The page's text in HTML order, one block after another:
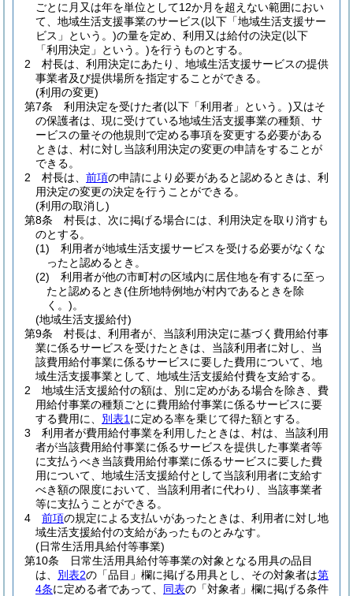
ごとに月又は年を単位として12か月を超えない範囲におい
て、地域生活支援事業のサービス(以下「地域生活支援サー
ビス」という。)の量を定め、利用又は給付の決定(以下
「利用決定」という。)を行うものとする。
2
村長は、利用決定にあたり、地域生活支援サービスの提供
事業者及び提供場所を指定することができる。
(利用の変更)
第7条
利用決定を受けた者(以下「利用者」という。)又はそ
の保護者は、現に受けている地域生活支援事業の種類、サ
ービスの量その他規則で定める事項を変更する必要がある
ときは、村に対し当該利用決定の変更の申請をすることが
できる。
2
村長は、 前項の申請により必要があると認めるときは、利
用決定の変更の決定を行うことができる。
(利用の取消し)
第8条
村長は、次に掲げる場合には、利用決定を取り消すも
のとする。
(1)
利用者が地域生活支援サービスを受ける必要がなくな
ったと認めるとき。
(2)
利用者が他の市町村の区域内に居住地を有するに至っ
たと認めるとき(住所地特例地が村内であるときを除
く。)。
(地域生活支援給付)
第9条
村長は、利用者が、当該利用決定に基づく費用給付事
業に係るサービスを受けたときは、当該利用者に対し、当
該費用給付事業に係るサービスに要した費用について、地
域生活支援事業として、地域生活支援給付費を支給する。
2
地域生活支援給付の額は、別に定めがある場合を除き、費
用給付事業の種類ごとに費用給付事業に係るサービスに要
する費用に、 別表1 に定める率を乗じて得た額とする。
3
利用者が費用給付事業を利用したときは、村は、当該利用
者が当該費用給付事業に係るサービスを提供した事業者等
に支払うべき当該費用給付事業に係るサービスに要した費
用について、地域生活支援給付として当該利用者に支給す
べき額の限度において、当該利用者に代わり、当該事業者
等に支払うことができる。
4
前項の規定による支払いがあったときは、利用者に対し地
域生活支援給付の支給があったものとみなす。
(日常生活用具給付等事業)
第10条
日常生活用具給付等事業の対象となる用具の品目
は、 別表2の「品目」欄に掲げる用具とし、その対象者は第
4条に定める者であって、 同表の「対象者」欄に掲げる条件